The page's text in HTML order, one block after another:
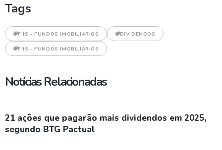
Tags
FIIS - FUNDOS IMOBILIÁRIOS DIVIDENDOS
FIIS - FUNDOS IMOBILIÁRIOS
Notícias Relacionadas
21 ações que pagarão mais dividendos em 2025,
segundo BTG Pactual